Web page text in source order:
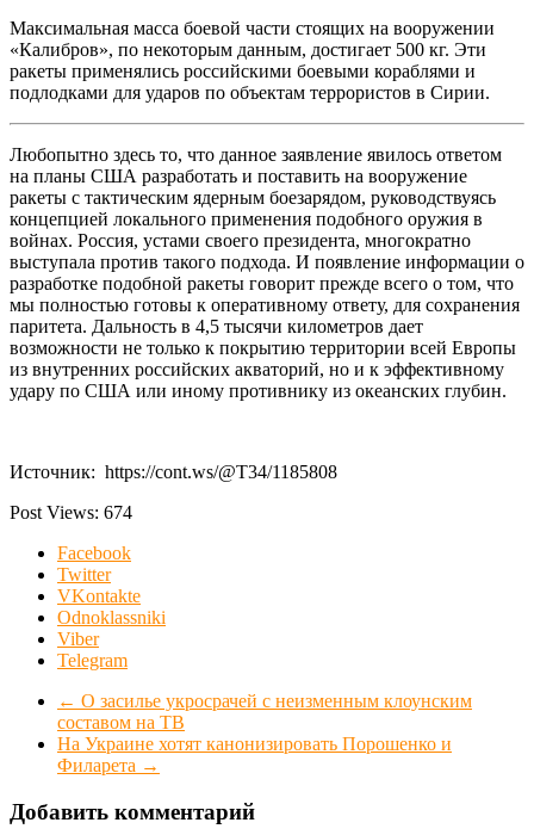
Максимальная масса боевой части стоящих на вооружении
«Калибров», по некоторым данным, достигает 500 кг. Эти
ракеты применялись российскими боевыми кораблями и
подлодками для ударов по объектам террористов в Сирии.
Любопытно здесь то, что данное заявление явилось ответом
на планы США разработать и поставить на вооружение
ракеты с тактическим ядерным боезарядом, руководствуясь
концепцией локального применения подобного оружия в
войнах. Россия, устами своего президента, многократно
выступала против такого подхода. И появление информации о
разработке подобной ракеты говорит прежде всего о том, что
мы полностью готовы к оперативному ответу, для сохранения
паритета. Дальность в 4,5 тысячи километров дает
возможности не только к покрытию территории всей Европы
из внутренних российских акваторий, но и к эффективному
удару по США или иному противнику из океанских глубин.
Источник: https://cont.ws/@T34/1185808
Post Views: 674
Facebook
Twitter
VKontakte
Odnoklassniki
Viber
Telegram
← О засилье укросрачей с неизменным клоунским
составом на ТВ
На Украине хотят канонизировать Порошенко и
Филарета →
Добавить комментарий